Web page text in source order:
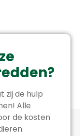
zij de hulp
Alle
de kosten